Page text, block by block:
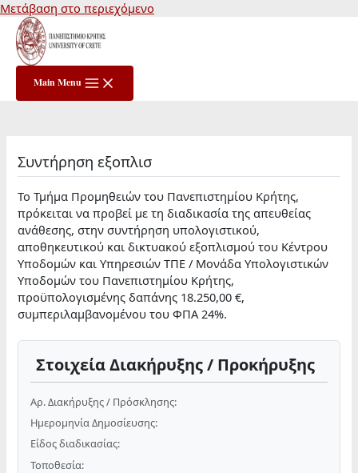
Μετάβαση στο περιεχόμενο
Main Menu
Συντήρηση εξοπλισ
Το Τμήμα Προμηθειών του Πανεπιστημίου Κρήτης,
πρόκειται να προβεί με τη διαδικασία της απευθείας
ανάθεσης, στην συντήρηση υπολογιστικού,
αποθηκευτικού και δικτυακού εξοπλισμού του Κέντρου
Υποδομών και Υπηρεσιών ΤΠΕ / Μονάδα Υπολογιστικών
Υποδομών του Πανεπιστημίου Κρήτης,
προϋπολογισμένης δαπάνης 18.250,00 €,
συμπεριλαμβανομένου του ΦΠΑ 24%.
Στοιχεία Διακήρυξης / Προκήρυξης
Αρ. Διακήρυξης / Πρόσκλησης:
Ημερομηνία Δημοσίευσης:
Είδος διαδικασίας:
Τοποθεσία: